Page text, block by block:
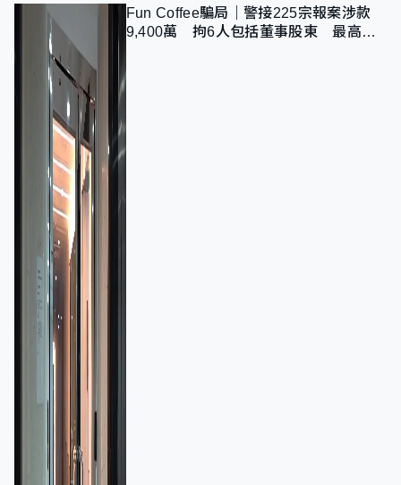
Fun Coffee騙局｜警接225宗報案涉款
9,400萬 拘6人包括董事股東 最高金